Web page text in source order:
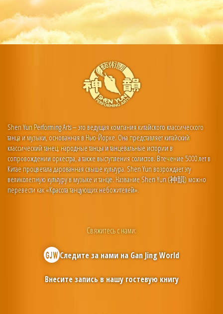
Shen Yun Performing Arts – это ведущая компания китайского классического
танца и музыки, основанная в Нью-Йорке. Она представляет китайский
классический танец, народные танцы и танцевальные истории в
сопровождении оркестра, а также выступления солистов. В течение 5000 лет в
Китае процветала дарованная свыше культура. Shen Yun возрождает эту
великолепную культуру в музыке и танце. Название Shen Yun (神韻) можно
перевести как «Красота танцующих небожителей».
Свяжитесь с нами:
Следите за нами наGan Jing World
Внесите запись в нашу гостевую книгу